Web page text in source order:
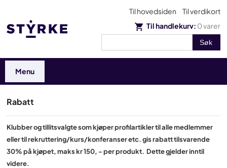
Til hovedsiden
Til verdikort
Til handlekurv: 0varer
Menu
Rabatt
Klubber og tillitsvalgte som kjøper profilartikler til alle medlemmer
eller til rekruttering/kurs/konferanser etc. gis rabatt tilsvarende
30% på kjøpet, maks kr 150, - per produkt. Dette gjelder inntil
videre.